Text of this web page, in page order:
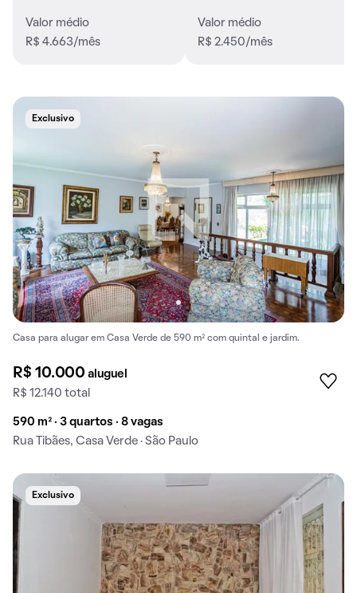
Valor médio
R$ 4.663/mês
Valor médio
R$ 2.450/mês
Exclusivo
Casa para alugar em Casa Verde de 590 m² com quintal e jardim.
R$ 10.000aluguel
R$ 12.140 total
590 m² · 3 quartos · 8 vagas
Rua Tibães, Casa Verde · São Paulo
Exclusivo